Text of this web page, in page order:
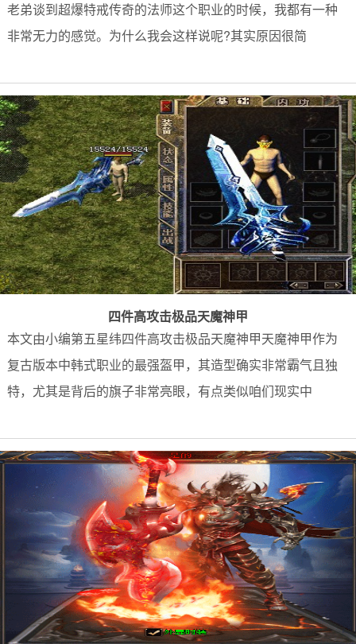
老弟谈到超爆特戒传奇的法师这个职业的时候，我都有一种
非常无力的感觉。为什么我会这样说呢?其实原因很简
四件高攻击极品天魔神甲
本文由小编第五星纬四件高攻击极品天魔神甲天魔神甲作为
复古版本中韩式职业的最强盔甲，其造型确实非常霸气且独
特，尤其是背后的旗子非常亮眼，有点类似咱们现实中